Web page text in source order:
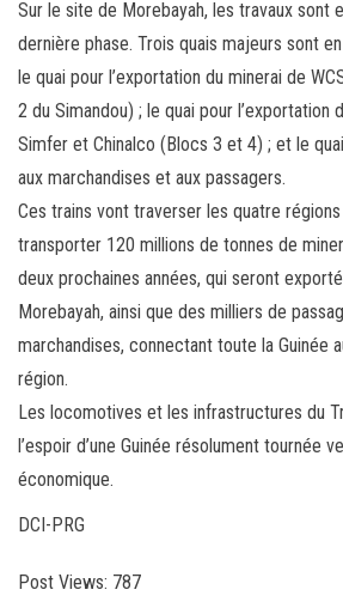
Sur le site de Morebayah, les travaux sont
dernière phase. Trois quais majeurs sont
le quai pour l’exportation du minerai de
2 du Simandou) ; le quai pour l’exportation
Simfer et Chinalco (Blocs 3 et 4) ; et le
aux marchandises et aux passagers.
Ces trains vont traverser les quatre
transporter 120 millions de tonnes de
deux prochaines années, qui seront
Morebayah, ainsi que des milliers de
marchandises, connectant toute la Guinée
région.
Les locomotives et les infrastructures du
l’espoir d’une Guinée résolument tournée
économique.
DCI-PRG
Post Views: 787